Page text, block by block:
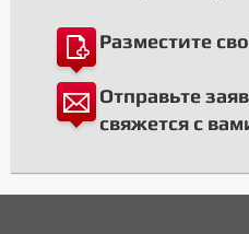
Разместите
Отправьте
свяжется с